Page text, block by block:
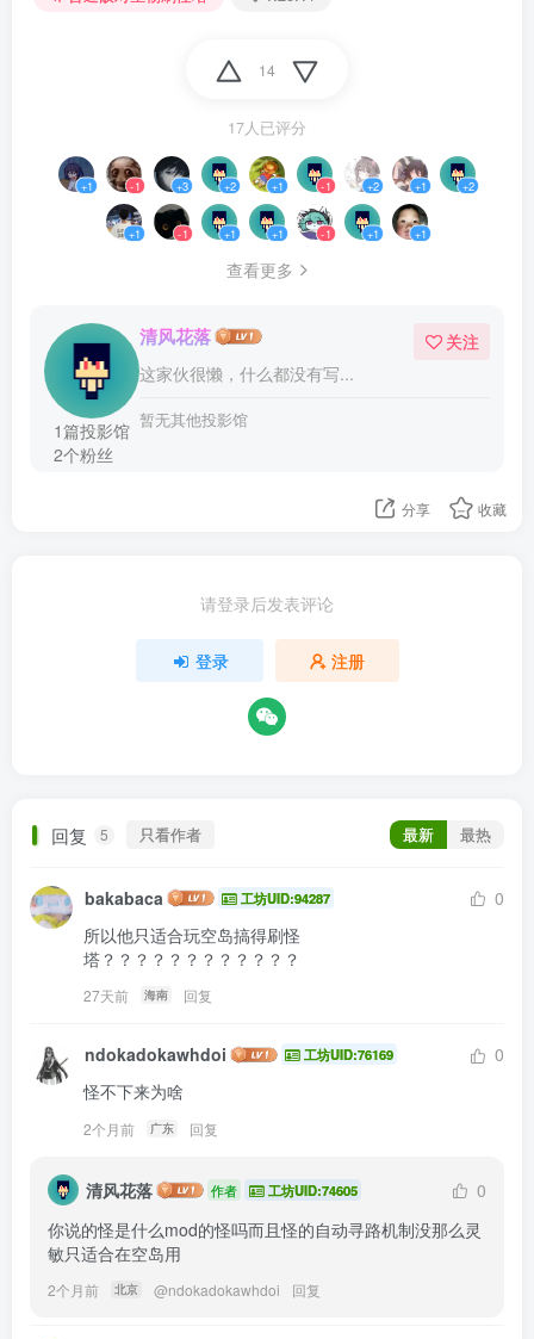
14
17人已评分
+1 -1 +3 +2 +1 -1 +2 +1 +2
+1 -1 +1 +1 -1 +1 +1
查看更多
1篇投影馆
2个粉丝
清风花落
这家伙很懒，什么都没有写...
关注
暂无其他投影馆
分享 收藏
请登录后发表评论
登录 注册
回复 5 只看作者 最新 最热
bakabaca 工坊UID:94287
0
所以他只适合玩空岛搞得刷怪
塔？？？？？？？？？？？？
27天前 海南 回复
ndokadokawhdoi 工坊UID:76169
0
怪不下来为啥
2个月前 广东 回复
清风花落 作者 工坊UID:74605
0
你说的怪是什么mod的怪吗而且怪的自动寻路机制没那么灵
敏只适合在空岛用
2个月前 北京 @ndokadokawhdoi 回复